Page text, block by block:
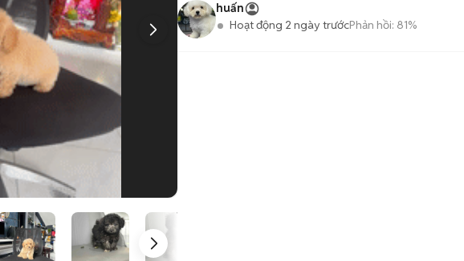
huấn
Hoạt động 2 ngày trướcPhản hồi: 81%